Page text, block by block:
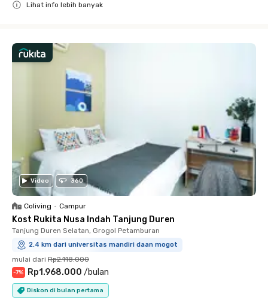
Lihat info lebih banyak
Video 360
Coliving • Campur
Kost Rukita Nusa Indah Tanjung Duren
Tanjung Duren Selatan, Grogol Petamburan
2.4 km dari universitas mandiri daan mogot
mulai dari Rp2.118.000
-7% Rp1.968.000 /bulan
Diskon di bulan pertama